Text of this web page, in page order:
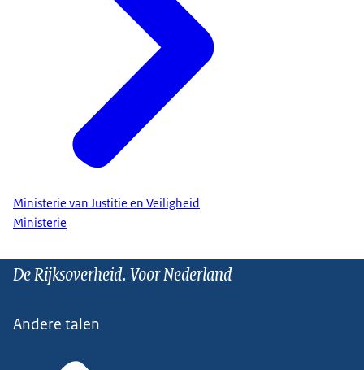
Ministerie van Justitie en Veiligheid
Ministerie
De Rijksoverheid. Voor Nederland
Andere talen